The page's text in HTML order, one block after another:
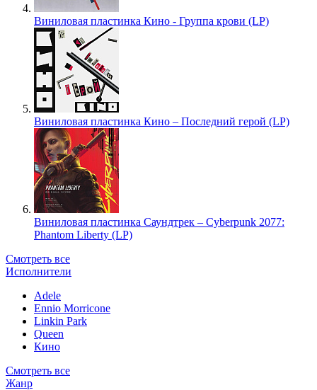
Виниловая пластинка Кино - Группа крови (LP)
Виниловая пластинка Кино – Последний герой (LP)
Виниловая пластинка Саундтрек – Cyberpunk 2077:
Phantom Liberty (LP)
Смотреть все
Исполнители
Adele
Ennio Morricone
Linkin Park
Queen
Кино
Смотреть все
Жанр